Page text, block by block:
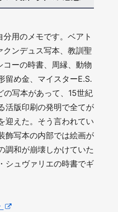
分用のメモです。ベアト
クンデュス写本、教訓聖
コーの時書、周縁、動物
留め金、マイスターE.S.
写本があって、15世紀
活版印刷の発明で全てが
迎えた。そう言われてい
飾写本の内部では絵画が
調和が崩壊しかけていた
シュヴァリエの時書でギ